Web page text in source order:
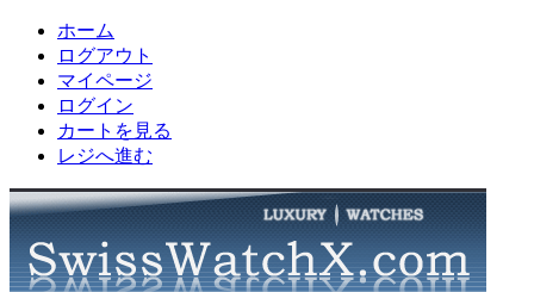
ホーム
ログアウト
マイページ
ログイン
カートを見る
レジへ進む